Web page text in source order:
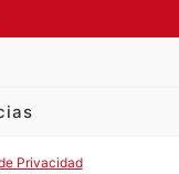
Privacidad